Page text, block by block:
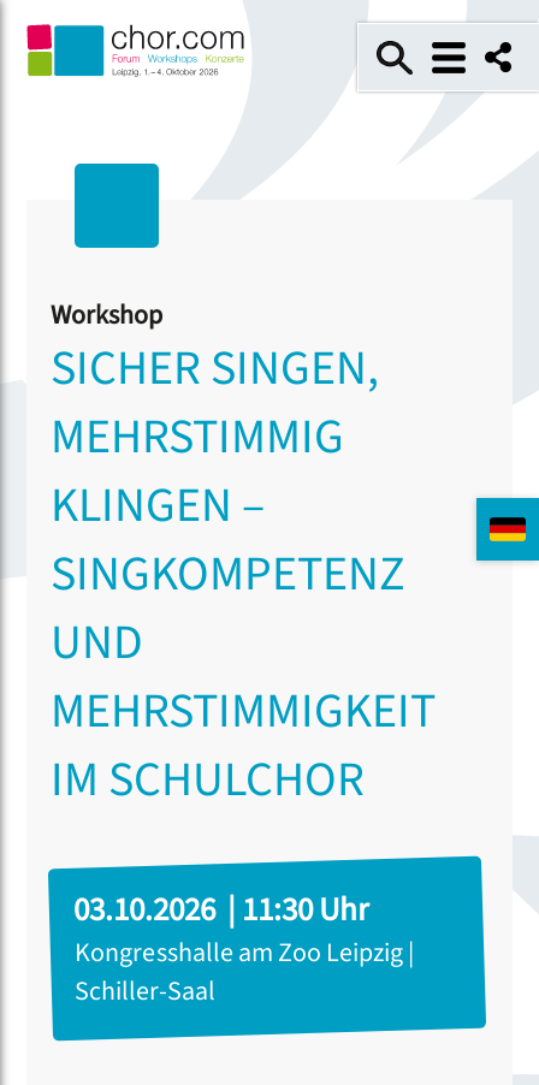
Workshop
SICHER SINGEN,
MEHRSTIMMIG
KLINGEN –
SINGKOMPETENZ
UND
MEHRSTIMMIGKEIT
IM SCHULCHOR
03.10.2026 | 11:30 Uhr
Kongresshalle am Zoo Leipzig |
Schiller-Saal